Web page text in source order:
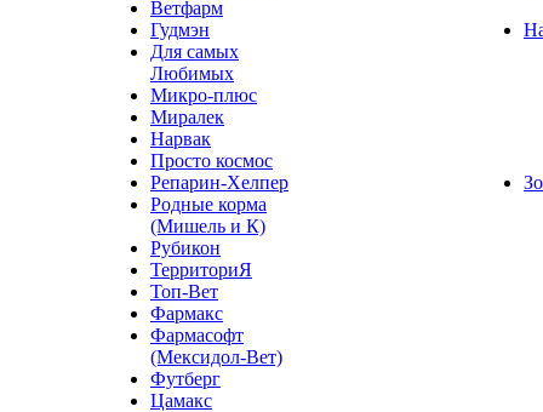
Ветфарм
Гудмэн
Для самых
Любимых
Микро-плюс
Миралек
Нарвак
Просто космос
Репарин-Хелпер
Родные корма
(Мишель и К)
Рубикон
ТерриториЯ
Топ-Вет
Фармакс
Фармасофт
(Мексидол-Вет)
Футберг
Цамакс